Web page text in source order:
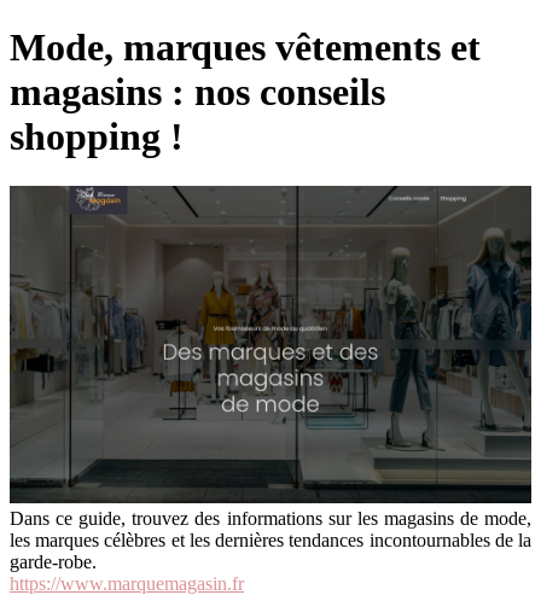
Mode, marques vêtements et
magasins : nos conseils
shopping !
Dans ce guide, trouvez des informations sur les magasins de mode,
les marques célèbres et les dernières tendances incontournables de la
garde-robe.
https://www.marquemagasin.fr